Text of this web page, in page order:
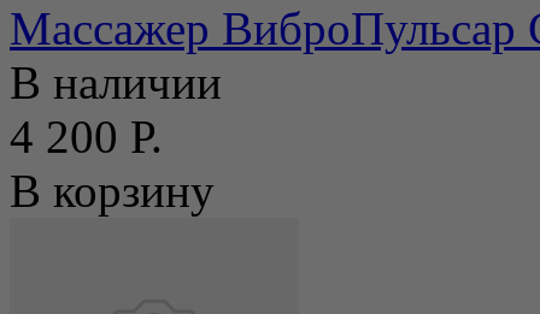
Массажер ВиброПульсар
В наличии
4 200 Р.
В корзину